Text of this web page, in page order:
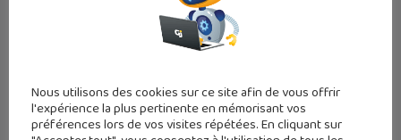
Nous utilisons des cookies sur ce site afin de vous offrir
l'expérience la plus pertinente en mémorisant vos
préférences lors de vos visites répétées. En cliquant sur